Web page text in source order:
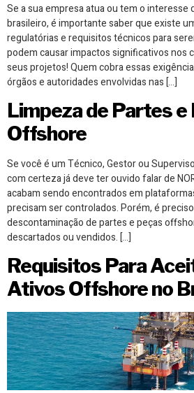
Se a sua empresa atua ou tem o
brasileiro, é importante saber que existe
regulatórias e requisitos técnicos para
podem causar impactos significativos nos
seus projetos! Quem cobra essas
órgãos e autoridades envolvidas nas […]
Limpeza de Partes e
Offshore
Se você é um Técnico, Gestor ou
com certeza já deve ter ouvido falar de
acabam sendo encontrados em
precisam ser controlados. Porém, é
descontaminação de partes e peças
descartados ou vendidos. […]
Requisitos Para
Ativos Offshore no